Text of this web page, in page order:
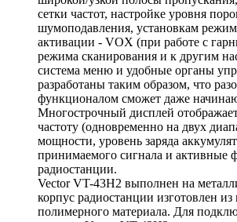
сетки частот, настройке уровня
шумоподавления, установкам
активации - VOX (при работе с
режима сканирования и к другим
система меню и удобные органы
разработаны таким образом, что
функционалом сможет даже
Многострочный дисплей
частоту (одновременно на двух
мощности, уровень заряда
принимаемого сигнала и активные
радиостанции.
Vector VT-43H2 выполнен на
корпус радиостанции изготовлен из
полимерного материала. Для